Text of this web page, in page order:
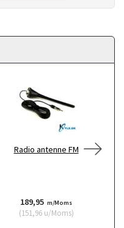
Radio antenne FM
189,95 m/Moms
(151,96u/Moms)